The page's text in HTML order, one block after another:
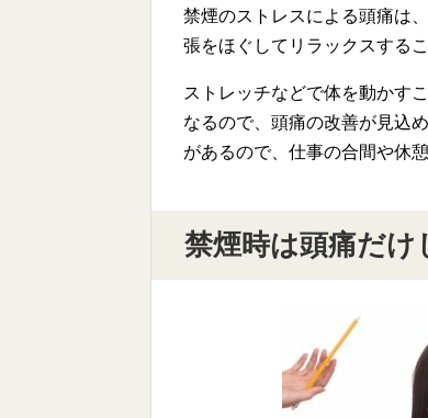
禁煙のストレスによる頭痛は
張をほぐしてリラックスする
ストレッチなどで体を動かす
なるので、頭痛の改善が見込
があるので、仕事の合間や休
禁煙時は頭痛だけ